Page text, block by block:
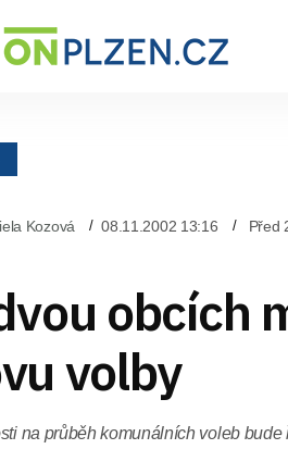
Kozová 08.11.2002 13:16 Před
obcích
volby
na průběh komunálních voleb bude